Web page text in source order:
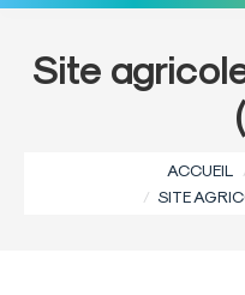
Site
ACCUEIL
SITE